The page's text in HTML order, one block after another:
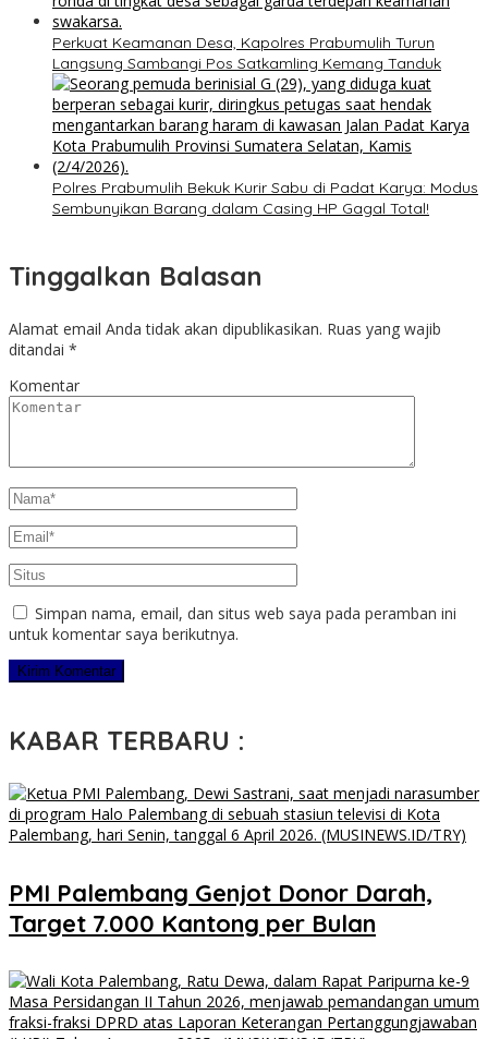
Perkuat Keamanan Desa, Kapolres Prabumulih Turun
Langsung Sambangi Pos Satkamling Kemang Tanduk
Polres Prabumulih Bekuk Kurir Sabu di Padat Karya: Modus
Sembunyikan Barang dalam Casing HP Gagal Total!
Tinggalkan Balasan
Alamat email Anda tidak akan dipublikasikan. Ruas yang wajib
ditandai *
Komentar
Simpan nama, email, dan situs web saya pada peramban ini
untuk komentar saya berikutnya.
KABAR TERBARU :
PMI Palembang Genjot Donor Darah,
Target 7.000 Kantong per Bulan